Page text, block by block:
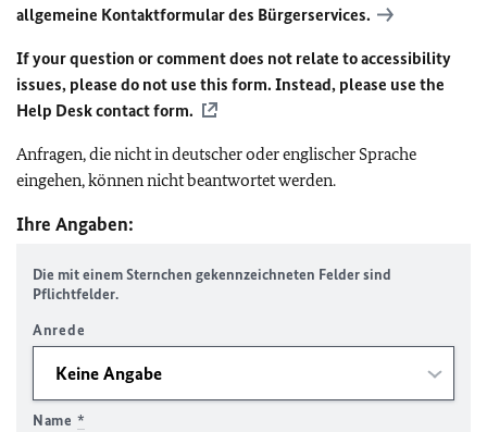
allgemeine Kontaktformular des Bürgerservices.
If your question or comment does not relate to accessibility
issues, please do not use this form. Instead, please use the
Help Desk contact form.
Anfragen, die nicht in deutscher oder englischer Sprache
eingehen, können nicht beantwortet werden.
Ihre Angaben:
Die mit einem Sternchen gekennzeichneten Felder sind
Pflichtfelder.
Anrede
Name *